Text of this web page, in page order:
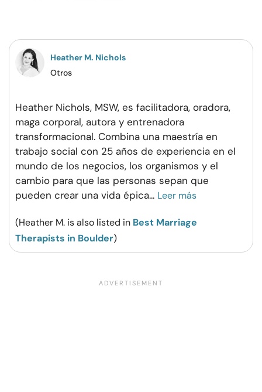
Heather M. Nichols
Otros
Heather Nichols, MSW, es facilitadora, oradora,
maga corporal, autora y entrenadora
transformacional. Combina una maestría en
trabajo social con 25 años de experiencia en el
mundo de los negocios, los organismos y el
cambio para que las personas sepan que
pueden crear una vida épica... Leer más
(Heather M. is also listed in Best Marriage
Therapists in Boulder)